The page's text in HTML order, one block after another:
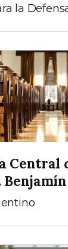
la
Central